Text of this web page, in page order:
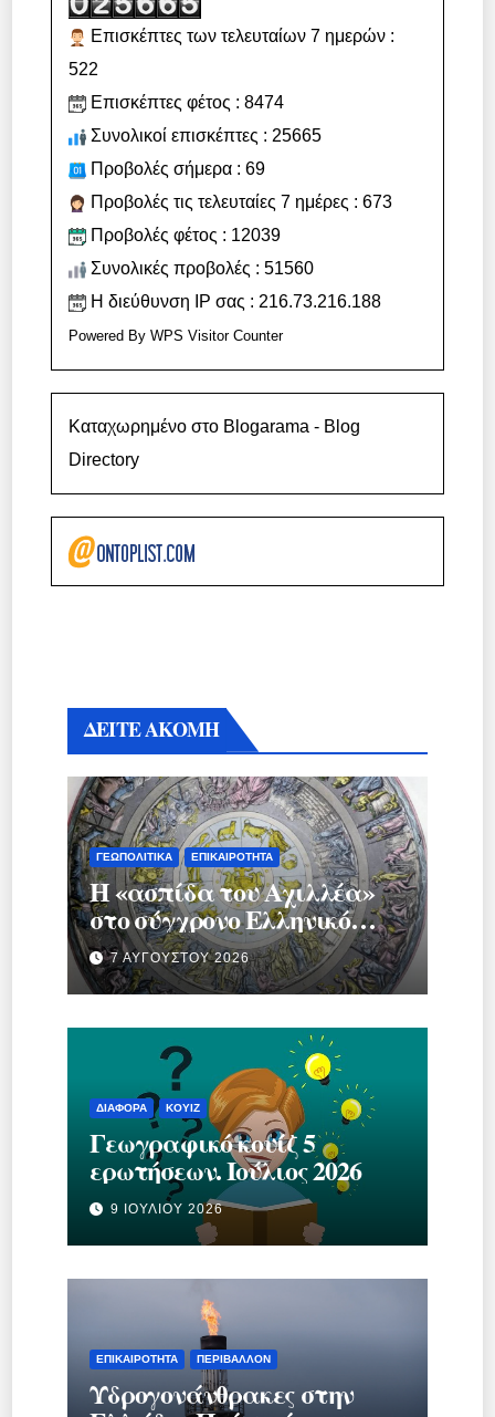
Επισκέπτες των τελευταίων 7 ημερών :
522
Επισκέπτες φέτος : 8474
Συνολικοί επισκέπτες : 25665
Προβολές σήμερα : 69
Προβολές τις τελευταίες 7 ημέρες : 673
Προβολές φέτος : 12039
Συνολικές προβολές : 51560
Η διεύθυνση IP σας : 216.73.216.188
Powered ByWPS Visitor Counter
Καταχωρημένο στο Blogarama - Blog
Directory
ΔΕΙΤΕ ΑΚΟΜΗ
ΓΕΩΠΟΛΙΤΙΚΆ ΕΠΙΚΑΙΡΌΤΗΤΑ
Η «ασπίδα του Αχιλλέα»
στο σύγχρονο Ελληνικό
κράτος.
7 ΑΥΓΟΎΣΤΟΥ 2026
ΔΙΆΦΟΡΑ ΚΟΥΊΖ
Γεωγραφικό κουίζ 5
ερωτήσεων. Ιούλιος 2026
9 ΙΟΥΛΊΟΥ 2026
ΕΠΙΚΑΙΡΌΤΗΤΑ ΠΕΡΙΒΆΛΛΟΝ
Υδρογονάνθρακες στην